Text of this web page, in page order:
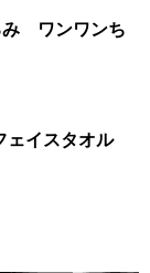
み ワンワンち
ェイスタオル